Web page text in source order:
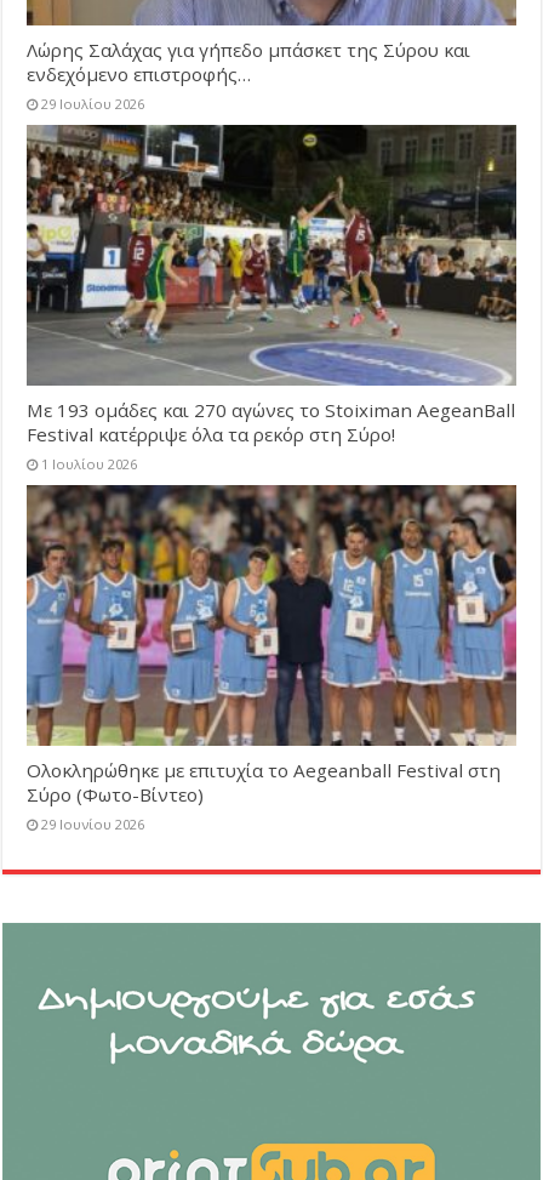
Λώρης Σαλάχας για γήπεδο μπάσκετ της Σύρου και
ενδεχόμενο επιστροφής…
29 Ιουλίου 2026
Με 193 ομάδες και 270 αγώνες το Stoiximan AegeanBall
Festival κατέρριψε όλα τα ρεκόρ στη Σύρο!
1 Ιουλίου 2026
Ολοκληρώθηκε με επιτυχία το Aegeanball Festival στη
Σύρο (Φωτο-Βίντεο)
29 Ιουνίου 2026